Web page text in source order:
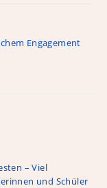
Engagement
– Viel
und Schüler